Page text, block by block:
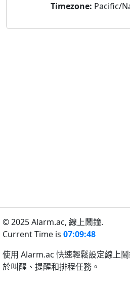
Timezone: Pacific/
© 2025 Alarm.ac, 線上鬧鐘.
Current Time is 07:09:48
使用 Alarm.ac 快速輕鬆設定線上
於叫醒、提醒和排程任務。